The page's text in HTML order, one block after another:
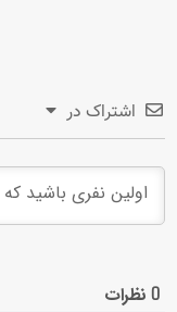
اشتراک در
0نظرات